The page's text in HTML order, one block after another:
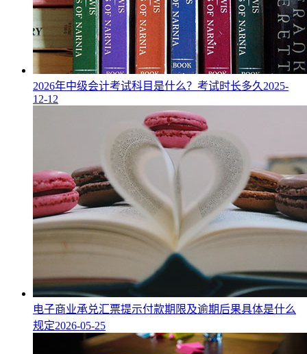
2026年中级会计考试科目是什么？考试时长多久 2025-
12-12
电子商业承兑汇票提示付款期限及逾期后果具体是什么
规定2026-05-25